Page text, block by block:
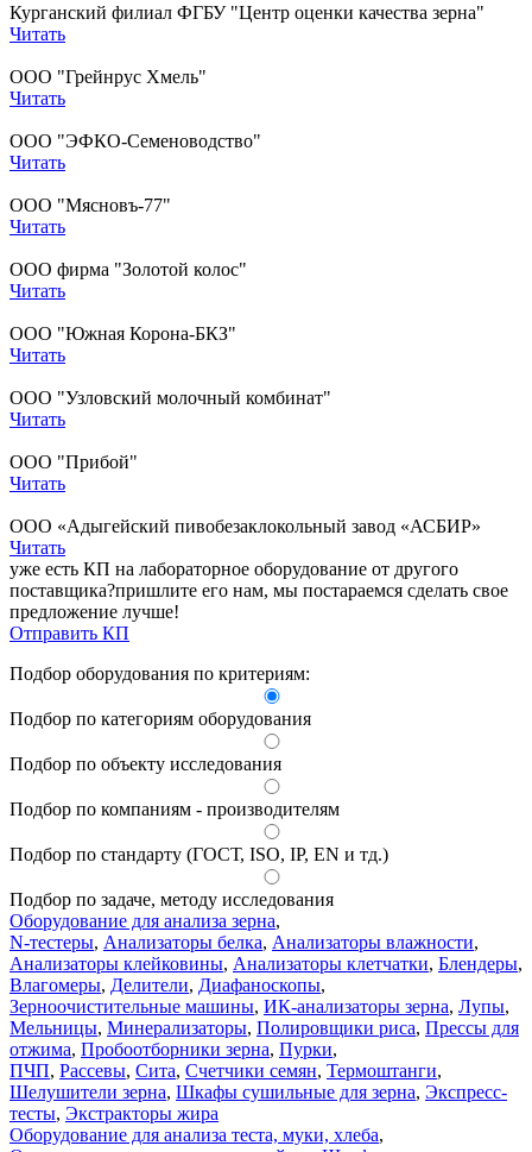
уже есть КП на лабораторное оборудование от другого
поставщика?пришлите его нам, мы постараемся сделать свое
предложение лучше!
Отправить КП
Курганский филиал ФГБУ "Центр оценки качества зерна"
Читать
ООО "Грейнрус Хмель"
Читать
ООО "ЭФКО-Семеноводство"
Читать
ООО "Мясновъ-77"
Читать
ООО фирма "Золотой колос"
Читать
ООО "Южная Корона-БКЗ"
Читать
ООО "Узловский молочный комбинат"
Читать
ООО "Прибой"
Читать
ООО «Адыгейский пивобезаклокольный завод «АСБИР»
Читать
Подбор оборудования по критериям:
Подбор по категориям оборудования
Подбор по объекту исследования
Подбор по компаниям - производителям
Подбор по стандарту (ГОСТ, ISO, IP, EN и тд.)
Подбор по задаче, методу исследования
Оборудование для анализа зерна,
N-тестеры, Анализаторы белка, Анализаторы влажности,
Анализаторы клейковины, Анализаторы клетчатки, Блендеры,
Влагомеры, Делители, Диафаноскопы,
Зерноочистительные машины, ИК-анализаторы зерна, Лупы,
Мельницы, Минерализаторы, Полировщики риса, Прессы для
отжима, Пробоотборники зерна, Пурки,
ПЧП, Рассевы, Сита, Счетчики семян, Термоштанги,
Шелушители зерна, Шкафы сушильные для зерна, Экспресс-
тесты, Экстракторы жира
Оборудование для анализа теста, муки, хлеба,